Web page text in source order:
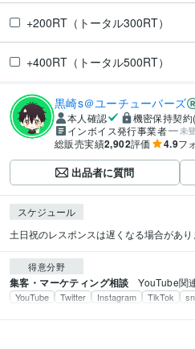
+200RT（トータル300RT）
+400RT（トータル500RT）
黒崎s＠ユーチューバーズ
本人確認
機密保持契
インボイス発行事業者
未
総販売実績2,902評価 4.9フ
出品者に質問
スケジュール
土日祝のレスポンスは遅くなる場合があり
得意分野
集客・マーケティング相談 YouTube関
YouTube Twitter Instagram TikTok